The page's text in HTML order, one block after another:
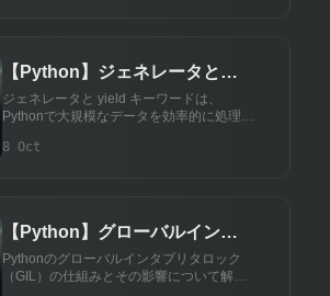
【Python】ジェネレータと
yield キーワード - 効率的にイテ
レーションを実現する方法
ジェネレータと yield キーワードは、
Pythonで大規模なデータを効率的に処理す
ネレータの基本や、yieldを使ったメモリ効
8 Oct
【Python】グローバルインタ
プリタロック - GILについて
Pythonのグローバルインタプリタロック
（GIL）の仕組みとその影響について解説